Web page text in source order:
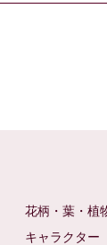
花柄・葉・植
キャラクター